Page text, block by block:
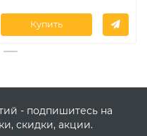
Купить
- подпишитесь на
скидки, акции.